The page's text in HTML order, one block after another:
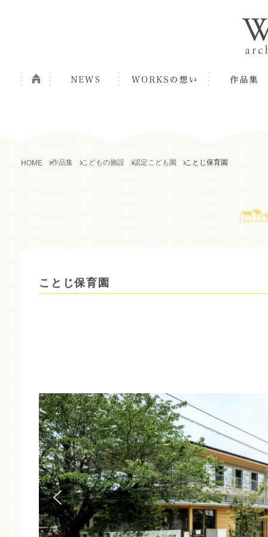
HOME 作品集 こどもの施設 認定こども園 ことじ保育園
ことじ保育園